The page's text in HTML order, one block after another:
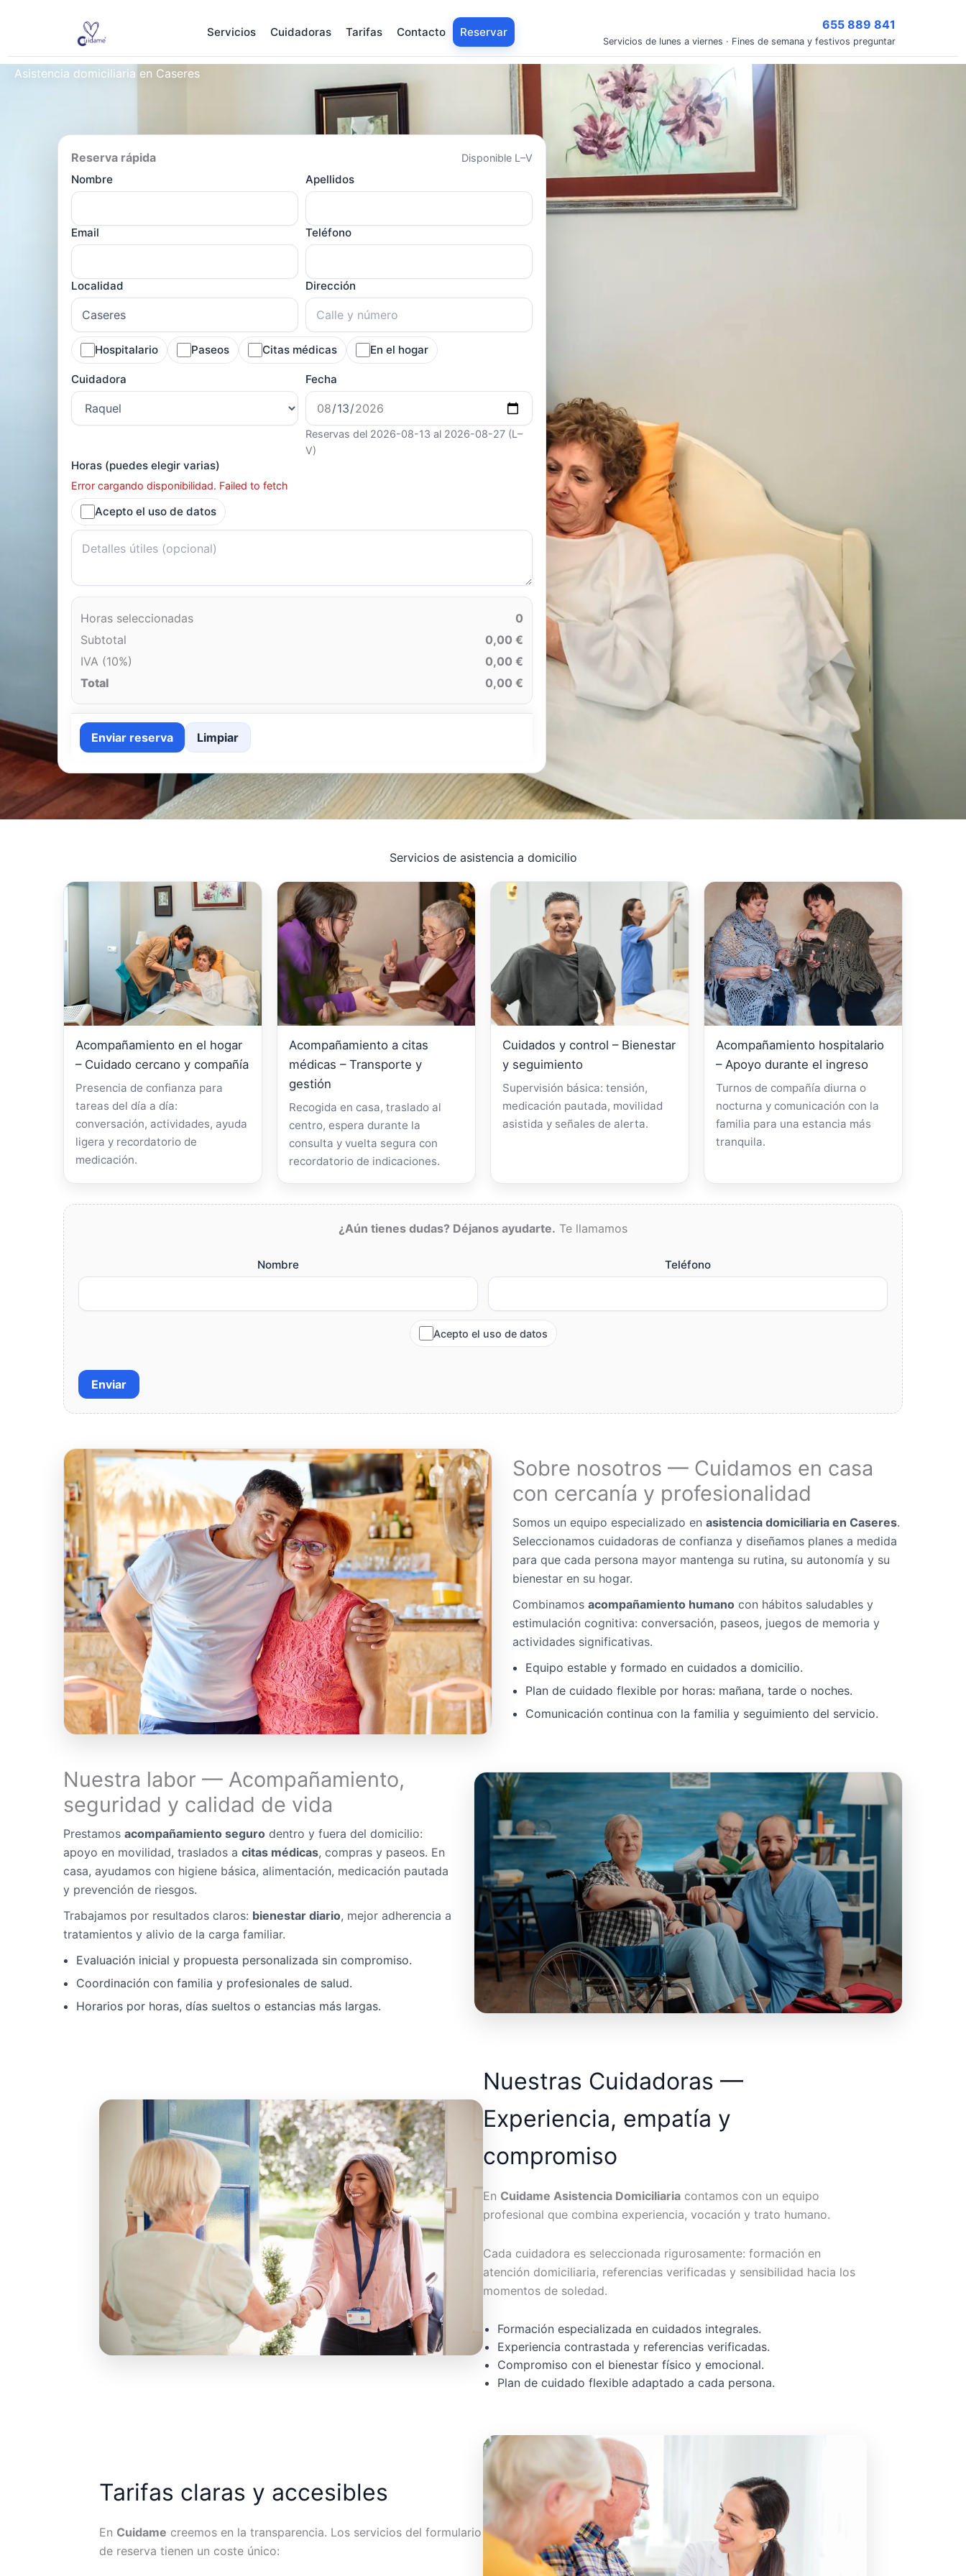
Servicios Cuidadoras Tarifas Contacto Reservar
655 889 841
Servicios de lunes a viernes · Fines de semana y festivos preguntar
Asistencia domiciliaria en Caseres
Reserva rápida Disponible L–V
Nombre Apellidos
Email Teléfono
Localidad Dirección
Hospitalario Paseos Citas médicas En el hogar
Cuidadora Fecha
Reservas del 2026-08-13 al 2026-08-27 (L–
V)
Horas (puedes elegir varias)
Error cargando disponibilidad. Failed to fetch
Acepto el uso de datos
Horas seleccionadas
0
Subtotal
0,00 €
IVA (10%)
0,00 €
Total
0,00 €
Enviar reserva Limpiar
Servicios de asistencia a domicilio
Acompañamiento en el hogar
– Cuidado cercano y compañía
Presencia de confianza para
tareas del día a día:
conversación, actividades, ayuda
ligera y recordatorio de
medicación.
Acompañamiento a citas
médicas – Transporte y
gestión
Recogida en casa, traslado al
centro, espera durante la
consulta y vuelta segura con
recordatorio de indicaciones.
Cuidados y control – Bienestar
y seguimiento
Supervisión básica: tensión,
medicación pautada, movilidad
asistida y señales de alerta.
Acompañamiento hospitalario
– Apoyo durante el ingreso
Turnos de compañía diurna o
nocturna y comunicación con la
familia para una estancia más
tranquila.
¿Aún tienes dudas? Déjanos ayudarte. Te llamamos
Nombre Teléfono
Acepto el uso de datos
Enviar
Sobre nosotros — Cuidamos en casa
con cercanía y profesionalidad
Somos un equipo especializado enasistencia domiciliaria en Caseres.
Seleccionamos cuidadoras de confianza y diseñamos planes a medida
para que cada persona mayor mantenga su rutina, su autonomía y su
bienestar en su hogar.
Combinamosacompañamiento humano con hábitos saludables y
estimulación cognitiva: conversación, paseos, juegos de memoria y
actividades significativas.
Equipo estable y formado en cuidados a domicilio.
Plan de cuidado flexible por horas: mañana, tarde o noches.
Comunicación continua con la familia y seguimiento del servicio.
Nuestra labor — Acompañamiento,
seguridad y calidad de vida
Prestamos acompañamiento seguro dentro y fuera del domicilio:
apoyo en movilidad, traslados a citas médicas, compras y paseos. En
casa, ayudamos con higiene básica, alimentación, medicación pautada
y prevención de riesgos.
Trabajamos por resultados claros: bienestar diario, mejor adherencia a
tratamientos y alivio de la carga familiar.
Evaluación inicial y propuesta personalizada sin compromiso.
Coordinación con familia y profesionales de salud.
Horarios por horas, días sueltos o estancias más largas.
Nuestras Cuidadoras —
Experiencia, empatía y
compromiso
En Cuidame Asistencia Domiciliaria contamos con un equipo
profesional que combina experiencia, vocación y trato humano.
Cada cuidadora es seleccionada rigurosamente: formación en
atención domiciliaria, referencias verificadas y sensibilidad hacia los
momentos de soledad.
Formación especializada en cuidados integrales.
Experiencia contrastada y referencias verificadas.
Compromiso con el bienestar físico y emocional.
Plan de cuidado flexible adaptado a cada persona.
Tarifas claras y accesibles
En Cuidame creemos en la transparencia. Los servicios del formulario
de reserva tienen un coste único: